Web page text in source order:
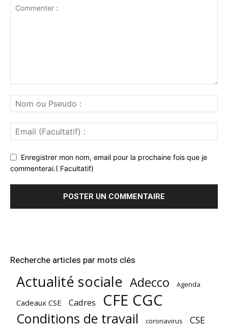
Enregistrer mon nom, email pour la prochaine fois que je
commenterai.( Facultatif)
Recherche articles par mots clés
Actualité sociale Adecco Agenda
Cadeaux CSE Cadres CFE CGC
Conditions de travail coronavirus CSE